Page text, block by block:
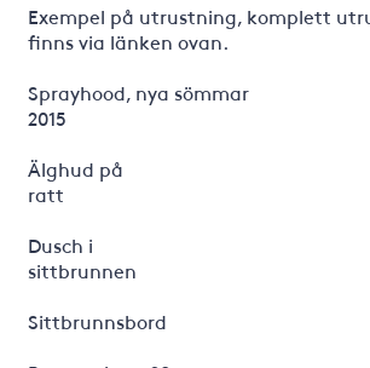
Exempel på utrustning, komplett
finns via länken ovan.
Sprayhood, nya sömmar
2015
Älghud på
Dusch i